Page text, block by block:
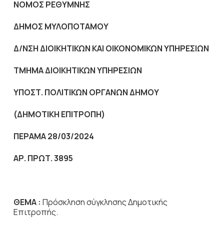
NOMOΣ ΡΕΘΥΜΝΗΣ
ΔΗΜΟΣ ΜΥΛΟΠΟΤΑΜΟΥ
Δ/ΝΣΗ ΔΙΟΙΚΗΤΙΚΩΝ ΚΑΙ ΟΙΚΟΝΟΜΙΚΩΝ ΥΠΗΡΕΣΙΩΝ
ΤΜΗΜΑ ΔΙΟΙΚΗΤΙΚΩΝ ΥΠΗΡΕΣΙΩΝ
ΥΠΟΣΤ. ΠΟΛΙΤΙΚΩΝ ΟΡΓΑΝΩΝ ΔΗΜΟΥ
(ΔΗΜΟΤΙΚΗ ΕΠΙΤΡΟΠΗ)
ΠΕΡΑΜΑ 28/03/2024
ΑΡ. ΠΡΩΤ. 3895
ΘΕΜΑ : Πρόσκληση σύγκλησης Δημοτικής
Επιτροπής.